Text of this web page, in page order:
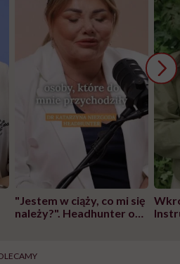
"Jestem w ciąży, co mi się
należy?". Headhunter o
pracy